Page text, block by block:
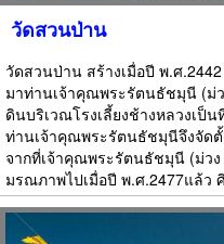
วัดสวนป่าน
วัดสวนป่าน สร้างเมื่อปี พ.ศ
มาท่านเจ้าคุณพระรัตนธัชมุนี (ม่
ดินบริเวณโรงเลี้ยงช้างหลวงเป็
ท่านเจ้าคุณพระรัตนธัชมุนีจึงจัด
จากที่เจ้าคุณพระรัตนธัชมุนี (ม่ว
มรณภาพไปเมื่อปี พ.ศ.2477แล้ว